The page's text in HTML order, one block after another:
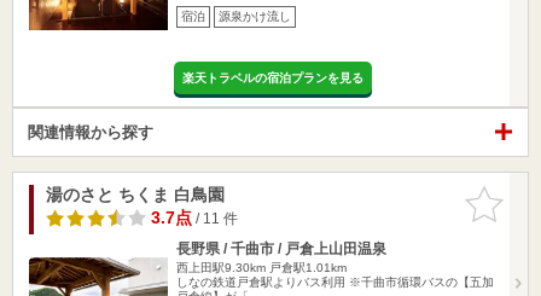
宿泊 源泉かけ流し
楽天トラベルの宿泊プランを見る
関連情報から探す
お気に入
りに追加
湯のさと ちくま 白鳥園
3.7点/ 11 件
長野県 / 千曲市 / 戸倉上山田温泉
西上田駅9.30km 戸倉駅1.01km
しなの鉄道戸倉駅よりバス利用 ※千曲市循環バスの【五加